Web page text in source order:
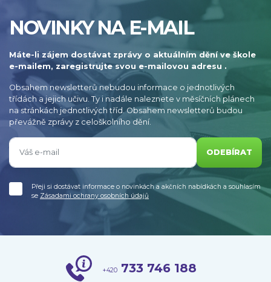
NOVINKY NA E-MAIL
Máte-li zájem dostávat zprávy o aktuálním dění ve škole
e-mailem, zaregistrujte svou e-mailovou adresu .
Obsahem newsletterů nebudou informace o jednotlivých
třídách a jejich učivu. Ty i nadále naleznete v měsíčních plánech
na stránkách jednotlivých tříd. Obsahem newsletterů budou
převážně zprávy z celoškolního dění.
ODEBÍRAT
Přeji si dostávat informace o novinkách a akčních nabídkách a souhlasím
se Zásadami ochrany osobních údajů
+420 733 746 188